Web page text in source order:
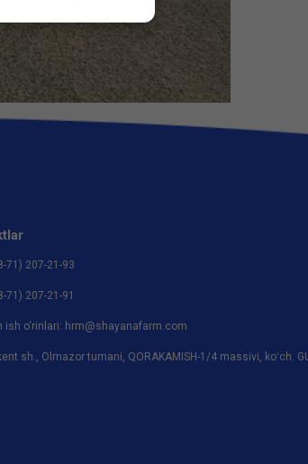
71) 207-21-93
71) 207-21-91
ish o‘rinlari: hrm@shayanafarm.com
sh., Olmazor tumani, QORAKAMISH-1/4 massivi, koʻch.